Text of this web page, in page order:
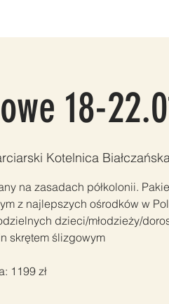
18-
Kotelnica
na zasadach półkolonii.
z najlepszych ośrodków w
dzieci/młodzieży/
skrętem ślizgowym
1199 zł